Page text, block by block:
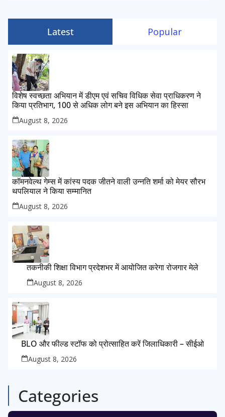
Latest Popular
विशेष स्वच्छता अभियान में डीएम एवं सचिव विधिक सेवा प्राधिकरण ने
किया प्रतिभाग, 100 से अधिक लोग बने इस अभियान का हिस्सा
August 8, 2026
कॉमनवेल्थ गेम्स में कांस्य पदक जीतने वाली उन्नति शर्मा को मेयर सौरभ
थपलियाल ने किया सम्मानित
August 8, 2026
तकनीकी शिक्षा विभाग प्रदेशभर में आयोजित करेगा रोजगार मेले
August 8, 2026
BLO और फील्ड स्टॉफ को प्रोत्साहित करें जिलाधिकारी – सीईओ
August 8, 2026
Categories